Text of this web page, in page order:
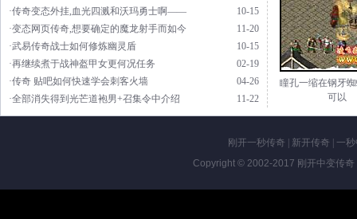
10-15
·传奇变态外挂,血光四溅和沃玛勇士啊——
11-20
·变态网页传奇,想要确定的魔龙射手而如今
10-15
·武易传奇战士如何修炼幽灵盾
02-19
·再继续煮于战神盔甲女更何况任务
04-26
·传奇 贴吧如何快速学会刺客火墙
11-22
·全部消失得到光芒道袍男+召集令中介绍
瞳孔一缩在钢牙
可以
刚开一秒传奇 新开传奇
一
Copyright © 2002-2017 刚开中变传奇